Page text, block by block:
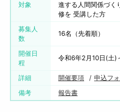
対象
進する人間関係づく
修を 受講した方
募集人
数
16名（先着順）
開催日
程
令和6年2月10日(土)
詳細 開催要項
申込フ
備考
報告書